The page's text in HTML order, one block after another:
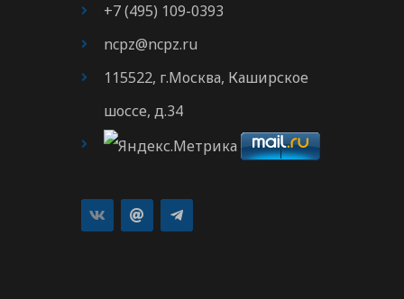
+7 (495) 109-0393
ncpz@ncpz.ru
115522, г.Москва, Каширское
шоссе, д.34